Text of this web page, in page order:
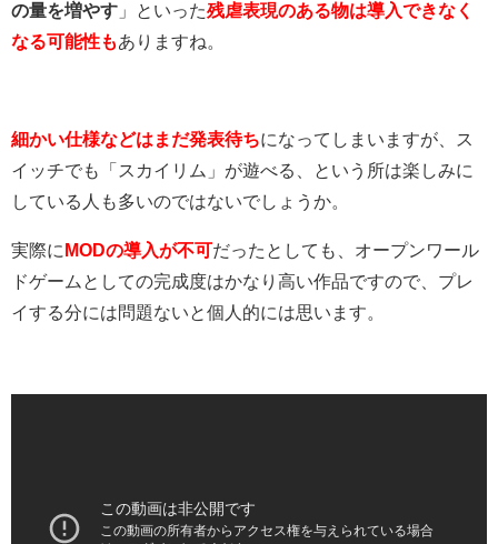
の量を増やす 」といった残虐表現のある物は導入できなく
なる可能性もありますね。
細かい仕様などはまだ発表待ちになってしまいますが、ス
イッチでも「スカイリム」が遊べる、という所は楽しみに
している人も多いのではないでしょうか。
実際に MODの導入が不可だったとしても、オープンワール
ドゲームとしての完成度はかなり高い作品ですので、プレ
イする分には問題ないと個人的には思います。